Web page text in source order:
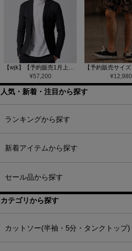
【wjk】【予約販売1月上旬～中旬入荷】function knit jacket(jacquard check) ニットジャケット(207 mw08j)
¥57,200
¥12,980
人気・新着・注目から探す
ランキングから探す
新着アイテムから探す
セール品から探す
カテゴリから探す
カットソー(半袖・5分・タンクトップ)